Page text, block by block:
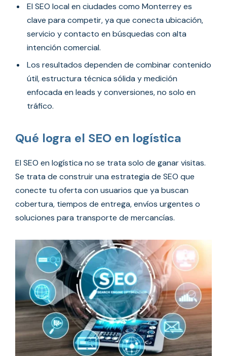
El SEO local en ciudades como Monterrey es
clave para competir, ya que conecta ubicación,
servicio y contacto en búsquedas con alta
intención comercial.
Los resultados dependen de combinar contenido
útil, estructura técnica sólida y medición
enfocada en leads y conversiones, no solo en
tráfico.
Qué logra el SEO en logística
El SEO en logística no se trata solo de ganar visitas.
Se trata de construir una estrategia de SEO que
conecte tu oferta con usuarios que ya buscan
cobertura, tiempos de entrega, envíos urgentes o
soluciones para transporte de mercancías.